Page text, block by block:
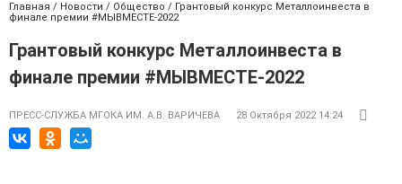
Главная / Новости / Общество / Грантовый конкурс Металлоинвеста в
финале премии #МЫВМЕСТЕ-2022
Грантовый конкурс Металлоинвеста в
финале премии #МЫВМЕСТЕ-2022
ПРЕСС-СЛУЖБА МГОКА ИМ. А.В. ВАРИЧЕВА 28 Октября 2022 14:24